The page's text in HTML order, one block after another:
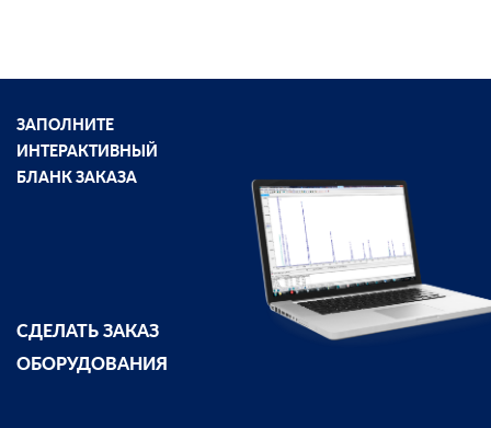
ЗАПОЛНИТЕ
ИНТЕРАКТИВНЫЙ
БЛАНК ЗАКАЗА
СДЕЛАТЬ ЗАКАЗ
ОБОРУДОВАНИЯ